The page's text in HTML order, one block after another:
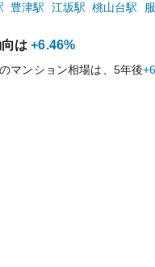
豊津駅 江坂駅 桃山台駅
は +6.46%
マンション相場は、5年後